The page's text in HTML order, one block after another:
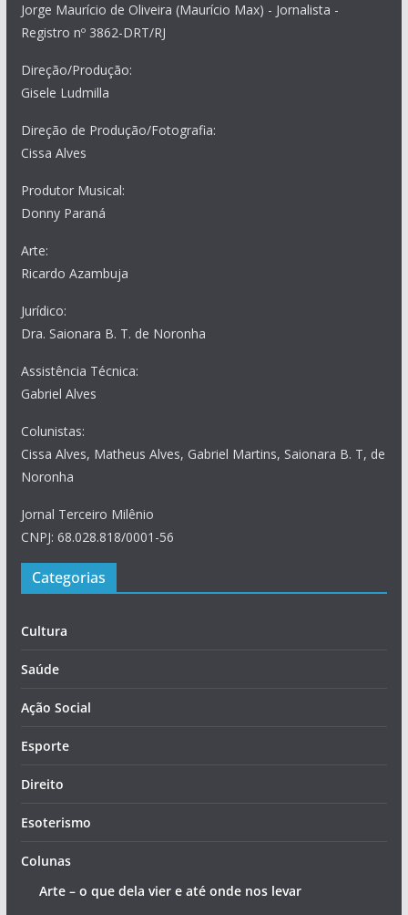
Jorge Maurício de Oliveira (Maurício Max) - Jornalista -
Registro nº 3862-DRT/RJ
Direção/Produção:
Gisele Ludmilla
Direção de Produção/Fotografia:
Cissa Alves
Produtor Musical:
Donny Paraná
Arte:
Ricardo Azambuja
Jurídico:
Dra. Saionara B. T. de Noronha
Assistência Técnica:
Gabriel Alves
Colunistas:
Cissa Alves, Matheus Alves, Gabriel Martins, Saionara B. T, de
Noronha
Jornal Terceiro Milênio
CNPJ: 68.028.818/0001-56
Categorias
Cultura
Saúde
Ação Social
Esporte
Direito
Esoterismo
Colunas
Arte – o que dela vier e até onde nos levar